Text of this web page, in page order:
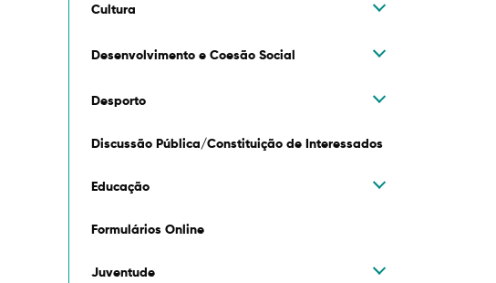
Cultura
Desenvolvimento e Coesão Social
Desporto
Discussão Pública/Constituição de Interessados
Educação
Formulários Online
Juventude